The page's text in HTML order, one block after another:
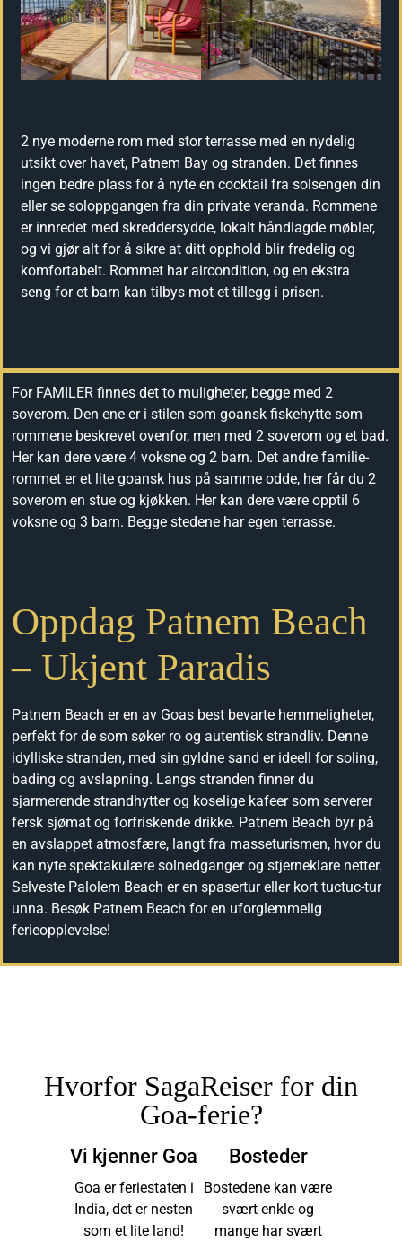
2 nye moderne rom med stor terrasse med en nydelig
utsikt over havet, Patnem Bay og stranden. Det finnes
ingen bedre plass for å nyte en cocktail fra solsengen din
eller se soloppgangen fra din private veranda. Rommene
er innredet med skreddersydde, lokalt håndlagde møbler,
og vi gjør alt for å sikre at ditt opphold blir fredelig og
komfortabelt. Rommet har aircondition, og en ekstra
seng for et barn kan tilbys mot et tillegg i prisen.
For FAMILER finnes det to muligheter, begge med 2
soverom. Den ene er i stilen som goansk fiskehytte som
rommene beskrevet ovenfor, men med 2 soverom og et bad.
Her kan dere være 4 voksne og 2 barn. Det andre familie-
rommet er et lite goansk hus på samme odde, her får du 2
soverom en stue og kjøkken. Her kan dere være opptil 6
voksne og 3 barn. Begge stedene har egen terrasse.
Oppdag Patnem Beach
– Ukjent Paradis
Patnem Beach er en av Goas best bevarte hemmeligheter,
perfekt for de som søker ro og autentisk strandliv. Denne
idylliske stranden, med sin gyldne sand er ideell for soling,
bading og avslapning. Langs stranden finner du
sjarmerende strandhytter og koselige kafeer som serverer
fersk sjømat og forfriskende drikke. Patnem Beach byr på
en avslappet atmosfære, langt fra masseturismen, hvor du
kan nyte spektakulære solnedganger og stjerneklare netter.
Selveste Palolem Beach er en spasertur eller kort tuctuc-tur
unna. Besøk Patnem Beach for en uforglemmelig
ferieopplevelse!
Hvorfor SagaReiser for din
Goa-ferie?
Vi kjenner Goa
Goa er feriestaten i
India, det er nesten
som et lite land!
Bosteder
Bostedene kan være
svært enkle og
mange har svært